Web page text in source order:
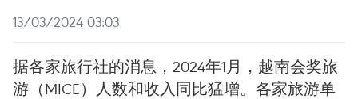
13/03/2024 03:03
据各家旅行社的消息，2024年1月，越南会奖旅
游（MICE）人数和收入同比猛增。各家旅游单